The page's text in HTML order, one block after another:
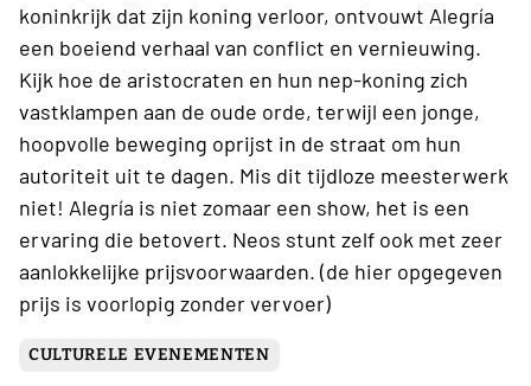
koninkrijk dat zijn koning verloor, ontvouwt Alegría
een boeiend verhaal van conflict en vernieuwing.
Kijk hoe de aristocraten en hun nep-koning zich
vastklampen aan de oude orde, terwijl een jonge,
hoopvolle beweging oprijst in de straat om hun
autoriteit uit te dagen. Mis dit tijdloze meesterwerk
niet! Alegría is niet zomaar een show, het is een
ervaring die betovert. Neos stunt zelf ook met zeer
aanlokkelijke prijsvoorwaarden. (de hier opgegeven
prijs is voorlopig zonder vervoer)
CULTURELE EVENEMENTEN